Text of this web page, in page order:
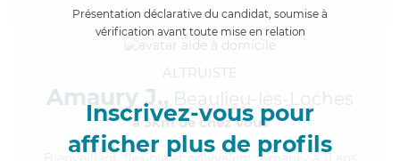
Présentation déclarative du candidat, soumise à
vérification avant toute mise en relation
Inscrivez-vous pour
afficher plus de profils
ALTRUISTE
Amaury J., Beaulieu-lès-Loches
à 5km de chez Vous